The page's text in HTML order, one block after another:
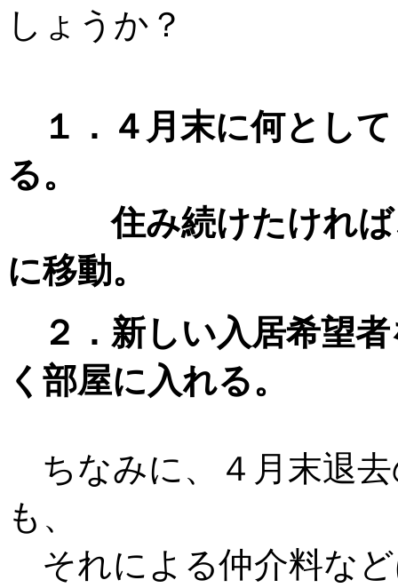
しょうか？
１．４月末に何とし
る。
住み続けたければ、
に移動。
２．新しい入居希望者
く部屋に入れる。
ちなみに、４月末退
も、
それによる仲介料な